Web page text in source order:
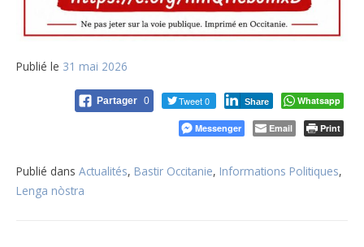
Publié le 31 mai 2026
Partager 0 Tweet 0 Share Whatsapp
Messenger Email Print
Publié dans Actualités, Bastir Occitanie, Informations Politiques,
Lenga nòstra